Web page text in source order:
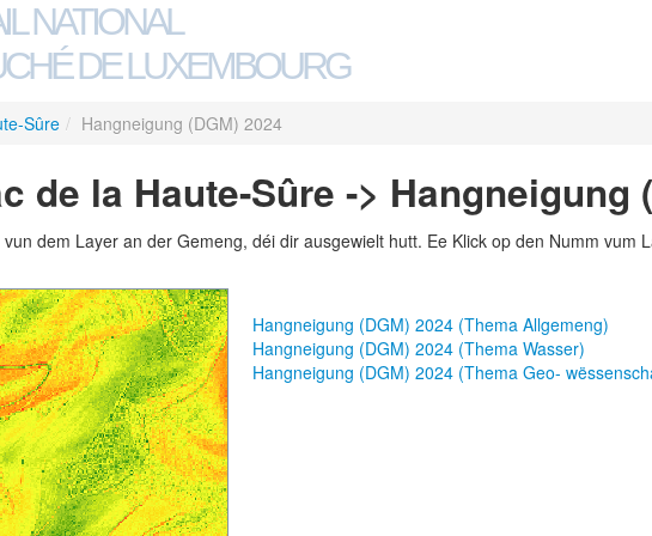
NATIONAL
DE LUXEMBOURG
Sûre / Hangneigung (DGM) 2024
de la Haute-Sûre -> Hangneigung
dem Layer an der Gemeng, déi dir ausgewielt hutt. Ee Klick op den Numm vum
Hangneigung (DGM) 2024 (Thema Allgemeng)
Hangneigung (DGM) 2024 (Thema Wasser)
Hangneigung (DGM) 2024 (Thema Geo-